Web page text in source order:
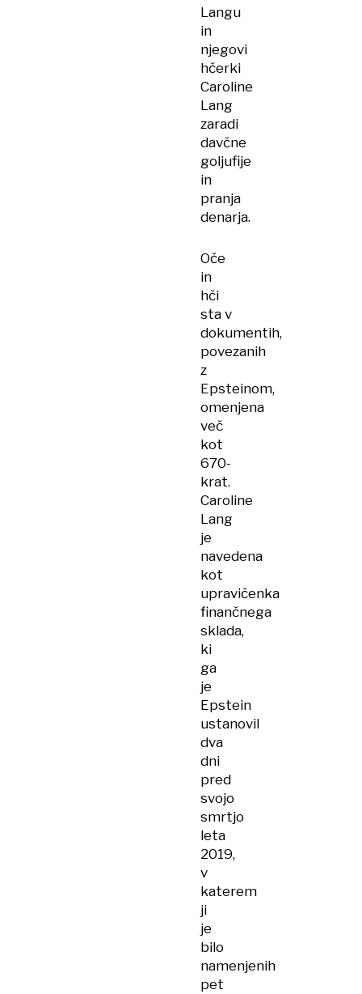
Langu
in
njegovi
hčerki
Caroline
Lang
zaradi
davčne
goljufije
in
pranja
denarja.
Oče
in
hči
sta v
dokumentih,
povezanih
z
Epsteinom,
omenjena
več
kot
670-
krat.
Caroline
Lang
je
navedena
kot
upravičenka
finančnega
sklada,
ki
ga
je
Epstein
ustanovil
dva
dni
pred
svojo
smrtjo
leta
2019,
v
katerem
ji
je
bilo
namenjenih
pet